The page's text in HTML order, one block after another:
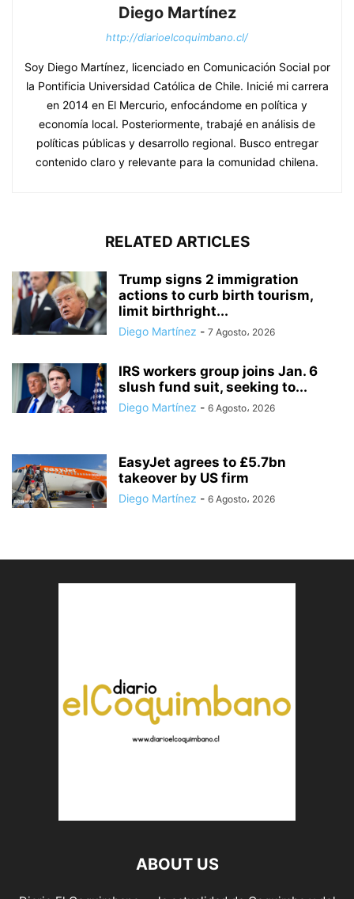
Diego Martínez
http://diarioelcoquimbano.cl/
Soy Diego Martínez, licenciado en Comunicación Social por
la Pontificia Universidad Católica de Chile. Inicié mi carrera
en 2014 en El Mercurio, enfocándome en política y
economía local. Posteriormente, trabajé en análisis de
políticas públicas y desarrollo regional. Busco entregar
contenido claro y relevante para la comunidad chilena.
RELATED ARTICLES
Trump signs 2 immigration
actions to curb birth tourism,
limit birthright...
Diego Martínez - 7 Agosto، 2026
IRS workers group joins Jan. 6
slush fund suit, seeking to...
Diego Martínez - 6 Agosto، 2026
EasyJet agrees to £5.7bn
takeover by US firm
Diego Martínez - 6 Agosto، 2026
ABOUT US